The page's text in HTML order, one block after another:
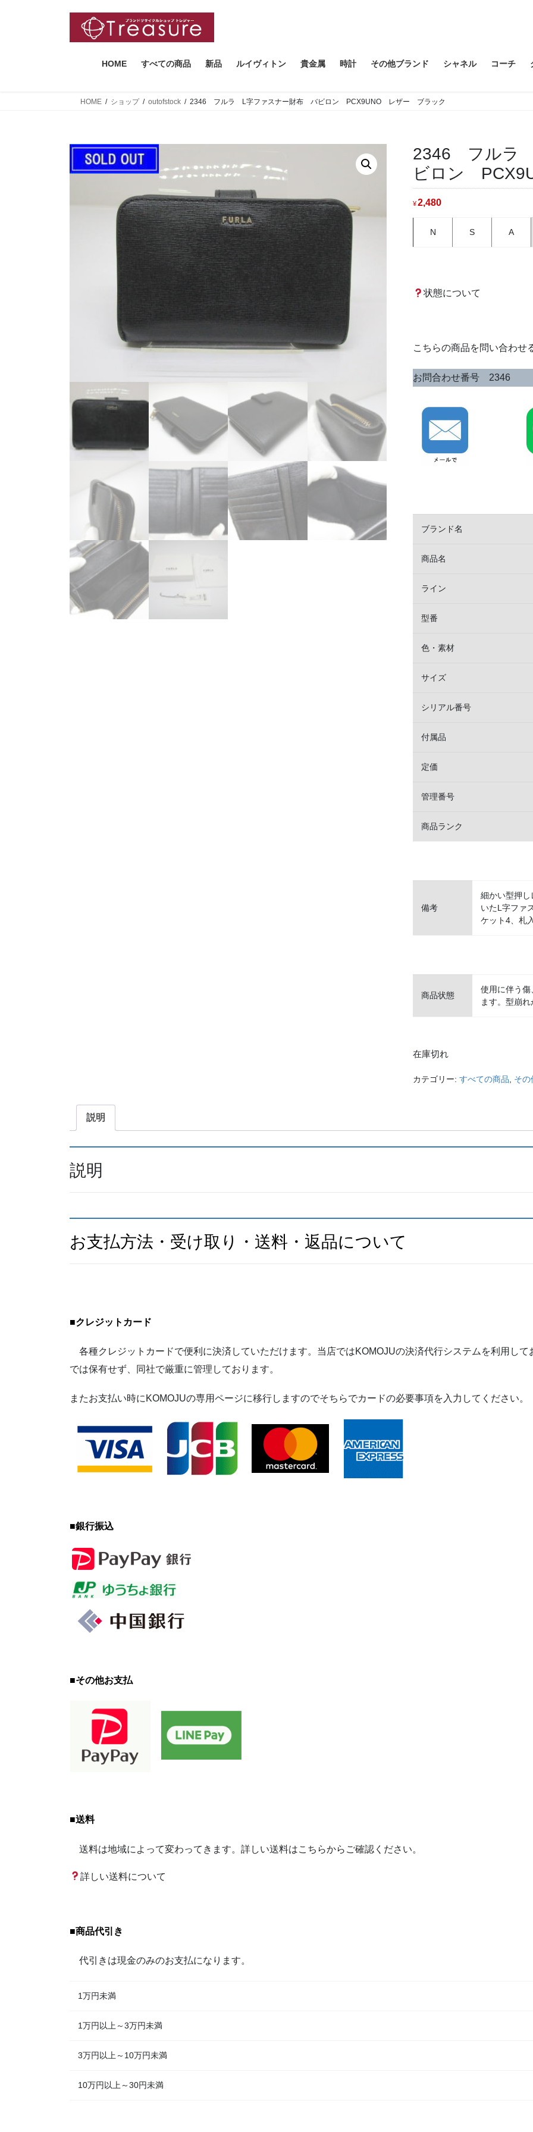
HOME すべての商品 新品 ルイヴィトン 貴金属 時計 その他ブランド シャネル コーチ
HOME ショップ outofstock 2346 フルラ L字ファスナー財布 バビロン PCX9UNO レザー ブラック
2346 フルラ
ビロン
¥ 2,480
N S A
状態について
こちらの商品を問い合わせ
お問合わせ番号 2346
ブランド名
商品名
ライン
型番
色・素材
サイズ
シリアル番号
付属品
定価
管理番号
商品ランク
備考
細かい型押
いたL字ファ
ケット4、札
商品状態
使用に伴う
ます。型崩れ
在庫切れ
カテゴリー:すべての商品 その
説明
説明
お支払方法・受け取り・送料・返品について
■クレジットカード
各種クレジットカードで便利に決済していただけます。当店ではKOMOJUの決済代行システムを利用して
では保有せず、同社で厳重に管理しております。
またお支払い時にKOMOJUの専用ページに移行しますのでそちらでカードの必要事項を入力してください。
■銀行振込
■その他お支払
■送料
送料は地域によって変わってきます。詳しい送料はこちらからご確認ください。
詳しい送料について
■商品代引き
代引きは現金のみのお支払になります。
1万円未満
1万円以上～3万円未満
3万円以上～10万円未満
10万円以上～30円未満